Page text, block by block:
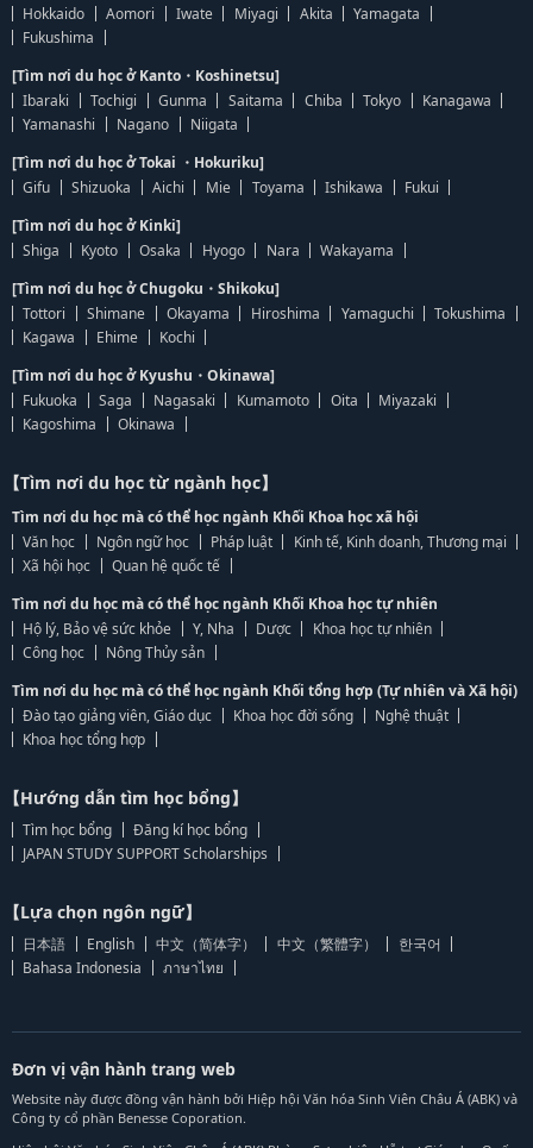
Hokkaido
Aomori Iwate Miyagi Akita
Yamagata
Fukushima
[Tìm nơi du học ở Kanto・Koshinetsu]
Ibaraki
Tochigi Gunma Saitama Chiba Tokyo
Kanagawa
Yamanashi
Nagano
Niigata
[Tìm nơi du học ở Tokai ・Hokuriku]
Gifu
Shizuoka Aichi Mie Toyama Ishikawa
Fukui
[Tìm nơi du học ở Kinki]
Shiga
Kyoto Osaka Hyogo Nara
Wakayama
[Tìm nơi du học ở Chugoku・Shikoku]
Tottori
Shimane Okayama Hiroshima Yamaguchi
Tokushima
Kagawa
Ehime
Kochi
[Tìm nơi du học ở Kyushu・Okinawa]
Fukuoka
Saga Nagasaki Kumamoto Oita
Miyazaki
Kagoshima
Okinawa
【Tìm nơi du học từ ngành học】
Tìm nơi du học mà có thể học ngành Khối Khoa học xã hội
Văn học
Ngôn ngữ học Pháp luật
Kinh tế, Kinh doanh, Thương mại
Xã hội học
Quan hệ quốc tế
Tìm nơi du học mà có thể học ngành Khối Khoa học tự nhiên
Hộ lý, Bảo vệ sức khỏe
Y, Nha Dược
Khoa học tự nhiên
Công học
Nông Thủy sản
Tìm nơi du học mà có thể học ngành Khối tổng hợp (Tự nhiên và Xã hội)
Đào tạo giảng viên, Giáo dục
Khoa học đời sống
Nghệ thuật
Khoa học tổng hợp
【Hướng dẫn tìm học bổng】
Tìm học bổng
Đăng kí học bổng
JAPAN STUDY SUPPORT Scholarships
【Lựa chọn ngôn ngữ】
日本語 English 中文（简体字） 中文（繁體字）
한국어
Bahasa Indonesia
ภาษาไทย
Đơn vị vận hành trang web
Website này được đồng vận hành bởi Hiệp hội Văn hóa Sinh Viên Châu Á (ABK) và
Công ty cổ phần Benesse Coporation.